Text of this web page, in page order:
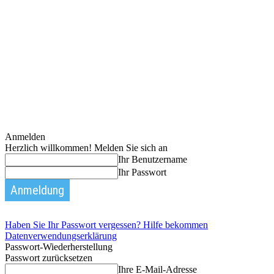
Anmelden
Herzlich willkommen! Melden Sie sich an
Ihr Benutzername
Ihr Passwort
Haben Sie Ihr Passwort vergessen? Hilfe bekommen
Datenverwendungserklärung
Passwort-Wiederherstellung
Passwort zurücksetzen
Ihre E-Mail-Adresse